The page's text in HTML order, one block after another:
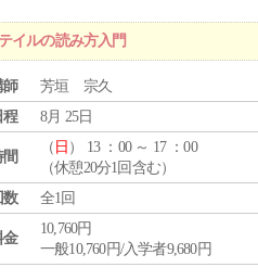
イルの読み方入門
師
芳垣 宗久
程
8月 25日
間
（ 日 ） 13 ：00 ～ 17 ：00
（休憩20分1回含む）
数
全1回
金
10,760円
一般10,760円/入学者9,680円